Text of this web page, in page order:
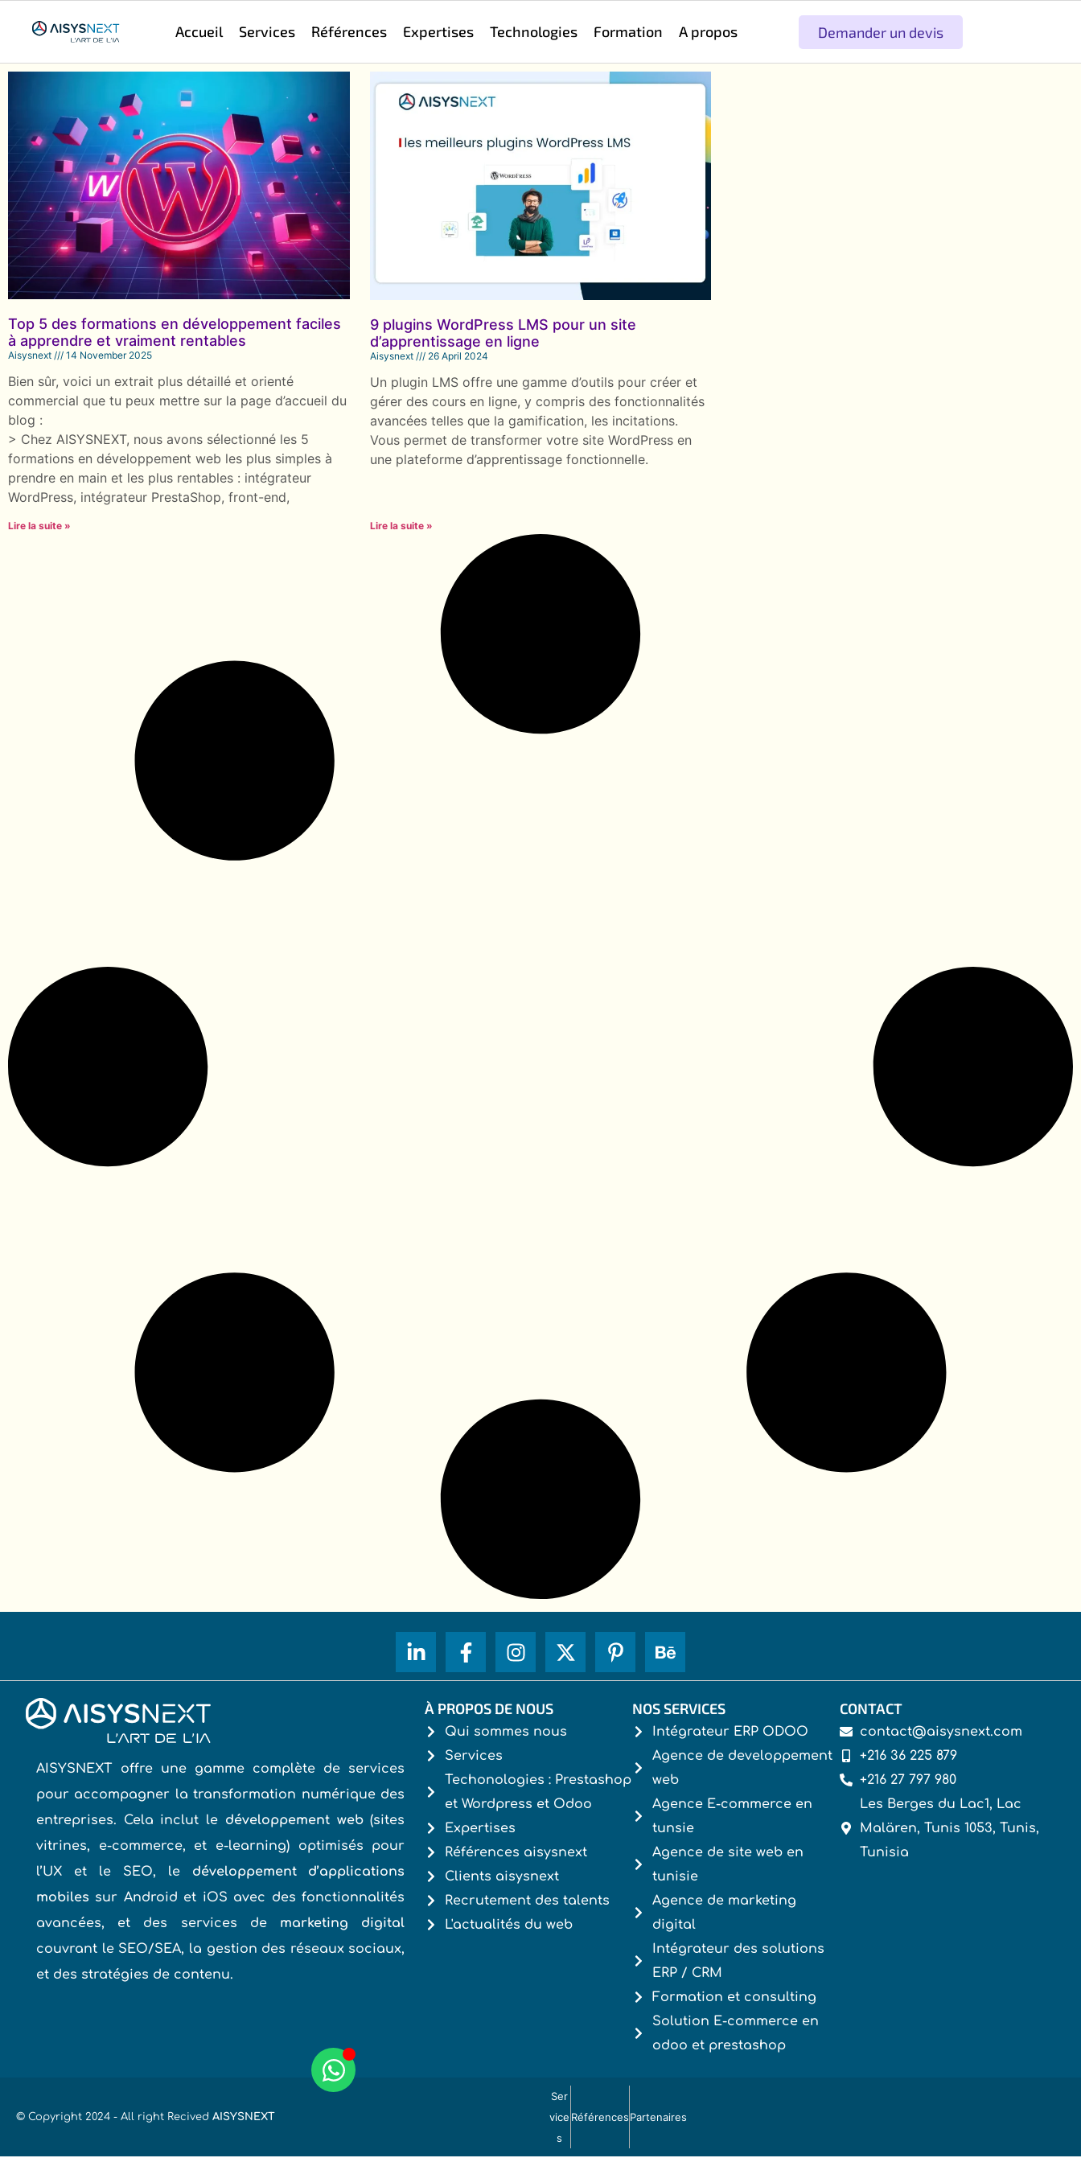
Accueil Services Références Expertises Technologies Formation A propos Demander un devis
Top 5 des formations en développement faciles
à apprendre et vraiment rentables
Aisysnext 14 November 2025
Bien sûr, voici un extrait plus détaillé et orienté
commercial que tu peux mettre sur la page d’accueil du
blog :
> Chez AISYSNEXT, nous avons sélectionné les 5
formations en développement web les plus simples à
prendre en main et les plus rentables : intégrateur
WordPress, intégrateur PrestaShop, front-end,
Lire la suite »
9 plugins WordPress LMS pour un site
d’apprentissage en ligne
Aisysnext 26 April 2024
Un plugin LMS offre une gamme d’outils pour créer et
gérer des cours en ligne, y compris des fonctionnalités
avancées telles que la gamification, les incitations.
Vous permet de transformer votre site WordPress en
une plateforme d’apprentissage fonctionnelle.
Lire la suite »
AISYSNEXT offre une gamme complète de services
pour accompagner la transformation numérique des
entreprises. Cela inclut le développement web(sites
vitrines, e-commerce, et e-learning) optimisés pour
l’UX et le SEO, le développement d’applications
mobiles sur Android et iOS avec des fonctionnalités
avancées, et des services de marketing digital
couvrant le SEO/SEA, la gestion des réseaux sociaux,
et des stratégies de contenu.
À PROPOS DE NOUS
Qui sommes nous
Services
Techonologies : Prestashop
et Wordpress et Odoo
Expertises
Références aisysnext
Clients aisysnext
Recrutement des talents
L'actualités du web
NOS SERVICES
Intégrateur ERP ODOO
Agence de developpement
web
Agence E-commerce en
tunsie
Agence de site web en
tunisie
Agence de marketing
digital
Intégrateur des solutions
ERP / CRM
Formation et consulting
Solution E-commerce en
odoo et prestashop
CONTACT
contact@aisysnext.com
+216 36 225 879
+216 27 797 980
Les Berges du Lac1, Lac
Malären, Tunis 1053, Tunis,
Tunisia
© Copyright 2024 - All right Recived AISYSNEXT
Ser
vice
s
RéférencesPartenaires